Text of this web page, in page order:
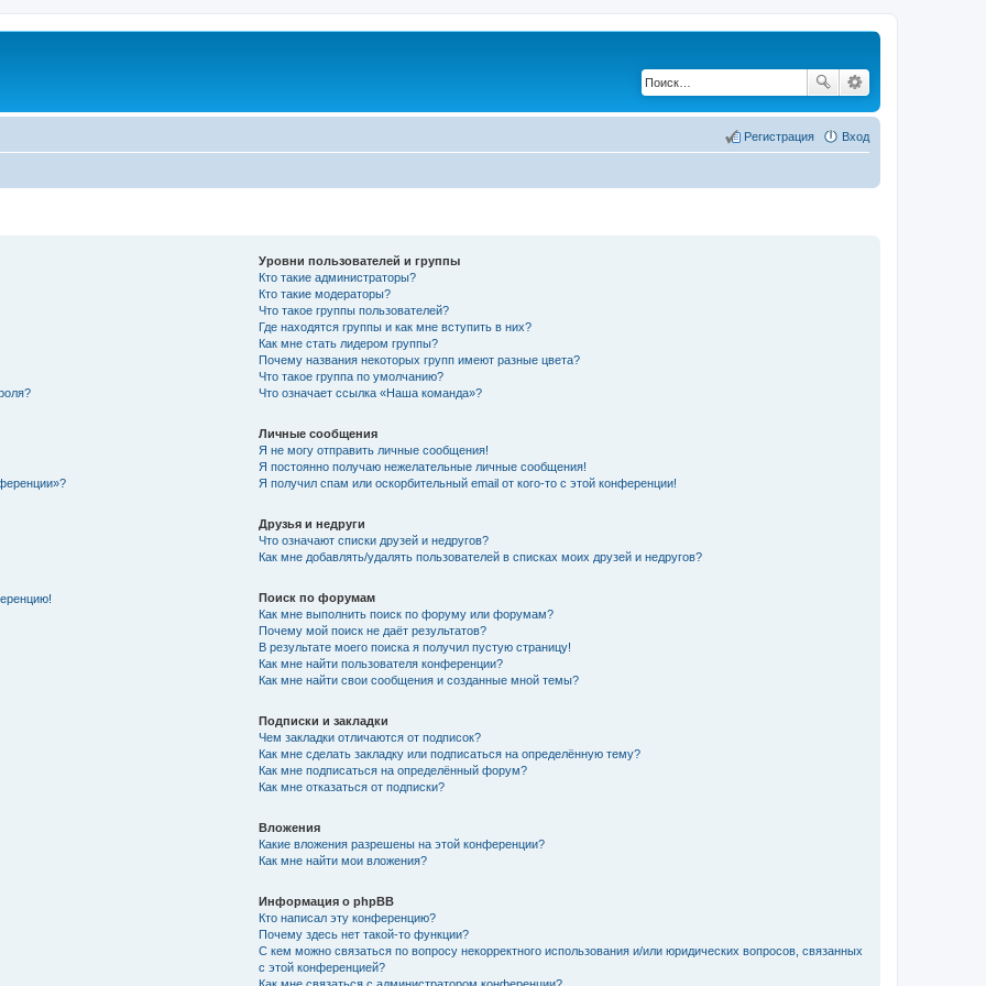
Вход
Регистрация
Уровни пользователей и группы
Кто такие администраторы?
Кто такие модераторы?
Что такое группы пользователей?
Где находятся группы и как мне вступить в них?
Как мне стать лидером группы?
Почему названия некоторых групп имеют разные цвета?
Что такое группа по умолчанию?
Что означает ссылка «Наша команда»?
Личные сообщения
Я не могу отправить личные сообщения!
Я постоянно получаю нежелательные личные сообщения!
Я получил спам или оскорбительный email от кого-то с этой конференции!
Друзья и недруги
Что означают списки друзей и недругов?
Как мне добавлять/удалять пользователей в списках моих друзей и недругов?
Поиск по форумам
Как мне выполнить поиск по форуму или форумам?
Почему мой поиск не даёт результатов?
В результате моего поиска я получил пустую страницу!
Как мне найти пользователя конференции?
Как мне найти свои сообщения и созданные мной темы?
Подписки и закладки
Чем закладки отличаются от подписок?
Как мне сделать закладку или подписаться на определённую тему?
Как мне подписаться на определённый форум?
Как мне отказаться от подписки?
Вложения
Какие вложения разрешены на этой конференции?
Как мне найти мои вложения?
Информация о phpBB
Кто написал эту конференцию?
Почему здесь нет такой-то функции?
С кем можно связаться по вопросу некорректного использования и/или юридических вопросов, связанных
с этой конференцией?